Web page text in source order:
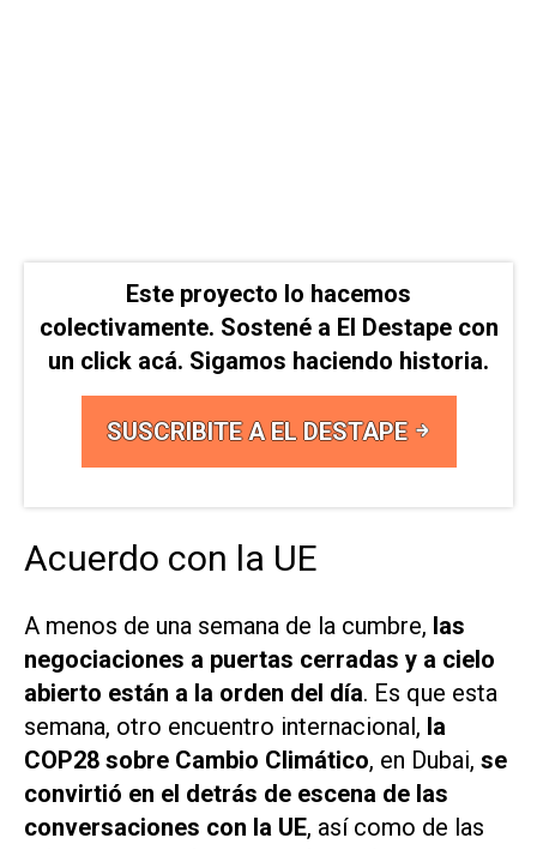
Este proyecto lo hacemos
colectivamente. Sostené a El Destape con
un click acá. Sigamos haciendo historia.
SUSCRIBITE A EL DESTAPE
Acuerdo con la UE
A menos de una semana de la cumbre, las
negociaciones a puertas cerradas y a cielo
abierto están a la orden del día. Es que esta
semana, otro encuentro internacional, la
COP28 sobre Cambio Climático, en Dubai, se
convirtió en el detrás de escena de las
conversaciones con la UE, así como de las